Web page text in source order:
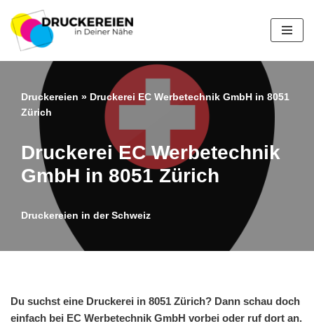
Zum
Inhalt
springen
Druckereien » Druckerei EC Werbetechnik GmbH in 8051
Zürich
Druckerei EC Werbetechnik
GmbH in 8051 Zürich
Druckereien in der Schweiz
Du suchst eine Druckerei in 8051 Zürich? Dann schau doch
einfach bei EC Werbetechnik GmbH vorbei oder ruf dort an.